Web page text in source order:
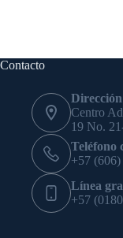
Contacto
Centro
19 No.
Teléfono
+57
Línea
+57